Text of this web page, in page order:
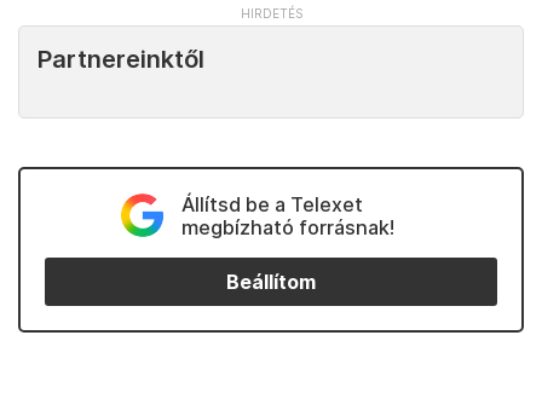
Partnereinktől
Állítsd be a Telexet
megbízható forrásnak!
Beállítom